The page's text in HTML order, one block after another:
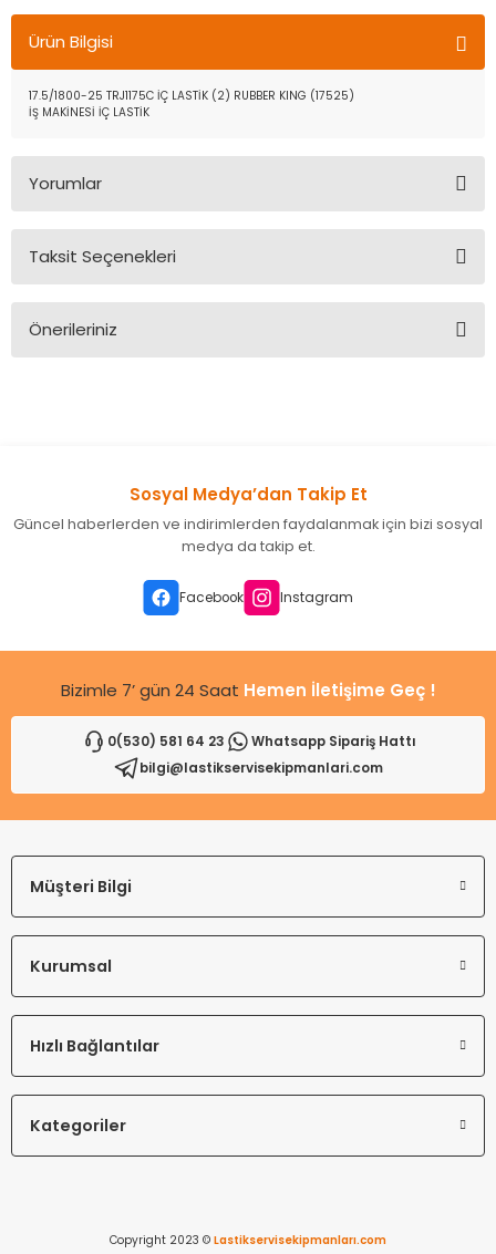
adresinize teslim edilir.
Ürün Bilgisi
17.5/1800-25 TRJ1175C İÇ LASTİK (2) RUBBER KING (17525)
İŞ MAKİNESİ İÇ LASTİK
Yorumlar
Taksit Seçenekleri
Önerileriniz
Ürün resmi kalitesiz, bozuk veya görüntülenemiyor.
Ürün açıklamasında eksik bilgiler bulunuyor.
Ürün fiyatı diğer sitelerden daha pahalı.
Gönder
Sosyal Medya’dan Takip Et
Güncel haberlerden ve indirimlerden faydalanmak için bizi sosyal
medya da takip et.
Facebook Instagram
Bizimle 7’ gün 24 Saat Hemen İletişime Geç !
0(530) 581 64 23
Whatsapp Sipariş Hattı
bilgi@lastikservisekipmanlari.com
Müşteri Bilgi
Kurumsal
Hızlı Bağlantılar
Kategoriler
Copyright 2023 © Lastikservisekipmanları.com